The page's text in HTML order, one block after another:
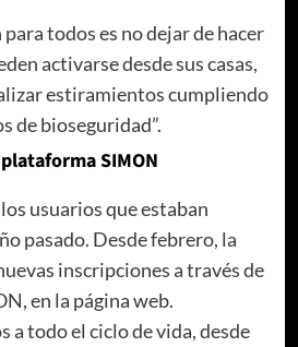
todos es no dejar de hacer
activarse desde sus casas,
estiramientos cumpliendo
de bioseguridad”.
SIMON
usuarios que estaban
pasado. Desde febrero, la
inscripciones a través de
en la página web.
a todo el ciclo de vida, desde